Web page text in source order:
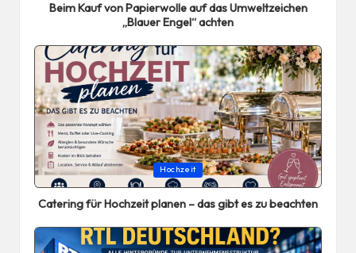
Beim Kauf von Papierwolle auf das Umweltzeichen
„Blauer Engel“ achten
Posted
in
Hochzeit
Catering für Hochzeit planen – das gibt es zu beachten